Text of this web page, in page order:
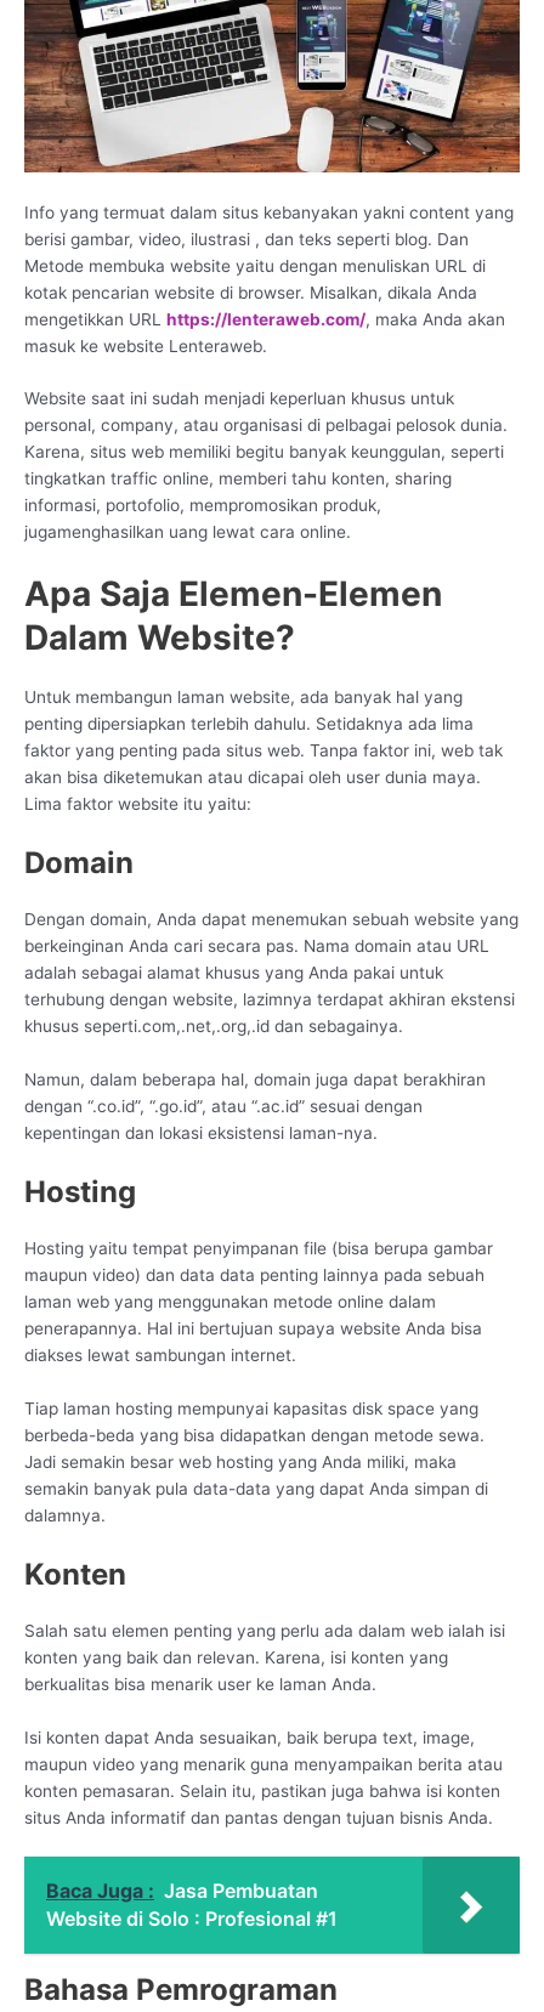
Info yang termuat dalam situs kebanyakan yakni content yang
berisi gambar, video, ilustrasi , dan teks seperti blog. Dan
Metode membuka website yaitu dengan menuliskan URL di
kotak pencarian website di browser. Misalkan, dikala Anda
mengetikkan URL https://lenteraweb.com/, maka Anda akan
masuk ke website Lenteraweb.
Website saat ini sudah menjadi keperluan khusus untuk
personal, company, atau organisasi di pelbagai pelosok dunia.
Karena, situs web memiliki begitu banyak keunggulan, seperti
tingkatkan traffic online, memberi tahu konten, sharing
informasi, portofolio, mempromosikan produk,
jugamenghasilkan uang lewat cara online.
Apa Saja Elemen-Elemen
Dalam Website?
Untuk membangun laman website, ada banyak hal yang
penting dipersiapkan terlebih dahulu. Setidaknya ada lima
faktor yang penting pada situs web. Tanpa faktor ini, web tak
akan bisa diketemukan atau dicapai oleh user dunia maya.
Lima faktor website itu yaitu:
Domain
Dengan domain, Anda dapat menemukan sebuah website yang
berkeinginan Anda cari secara pas. Nama domain atau URL
adalah sebagai alamat khusus yang Anda pakai untuk
terhubung dengan website, lazimnya terdapat akhiran ekstensi
khusus seperti.com,.net,.org,.id dan sebagainya.
Namun, dalam beberapa hal, domain juga dapat berakhiran
dengan “.co.id”, “.go.id”, atau “.ac.id” sesuai dengan
kepentingan dan lokasi eksistensi laman-nya.
Hosting
Hosting yaitu tempat penyimpanan file (bisa berupa gambar
maupun video) dan data data penting lainnya pada sebuah
laman web yang menggunakan metode online dalam
penerapannya. Hal ini bertujuan supaya website Anda bisa
diakses lewat sambungan internet.
Tiap laman hosting mempunyai kapasitas disk space yang
berbeda-beda yang bisa didapatkan dengan metode sewa.
Jadi semakin besar web hosting yang Anda miliki, maka
semakin banyak pula data-data yang dapat Anda simpan di
dalamnya.
Konten
Salah satu elemen penting yang perlu ada dalam web ialah isi
konten yang baik dan relevan. Karena, isi konten yang
berkualitas bisa menarik user ke laman Anda.
Isi konten dapat Anda sesuaikan, baik berupa text, image,
maupun video yang menarik guna menyampaikan berita atau
konten pemasaran. Selain itu, pastikan juga bahwa isi konten
situs Anda informatif dan pantas dengan tujuan bisnis Anda.
Baca Juga : Jasa Pembuatan
Website di Solo : Profesional #1
Bahasa Pemrograman